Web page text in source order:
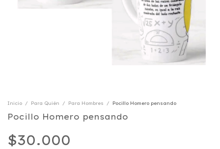
Inicio / Para Quién / Para Hombres / Pocillo Homero pensando
Pocillo Homero pensando
$30.000